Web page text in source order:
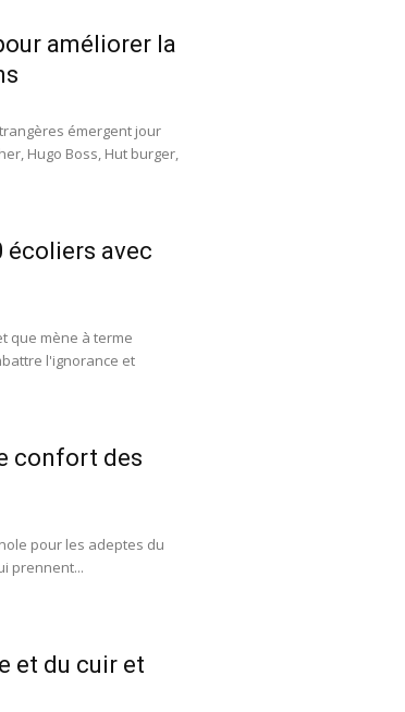
améliorer la
émergent jour
Hugo Boss, Hut burger,
écoliers avec
que mène à terme
l'ignorance et
confort des
pour les adeptes du
prennent...
et du cuir et